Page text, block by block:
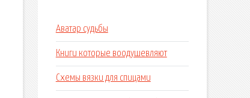
Аватар судьбы
Книги которые воодушевляют
Схемы вязки для спицами